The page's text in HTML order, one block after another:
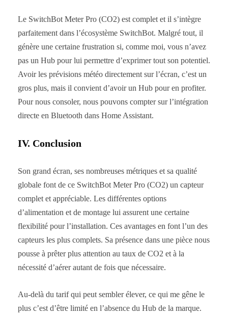
Le SwitchBot Meter Pro (CO2) est complet et il s’intègre
parfaitement dans l’écosystème SwitchBot. Malgré tout, il
génère une certaine frustration si, comme moi, vous n’avez
pas un Hub pour lui permettre d’exprimer tout son potentiel.
Avoir les prévisions météo directement sur l’écran, c’est un
gros plus, mais il convient d’avoir un Hub pour en profiter.
Pour nous consoler, nous pouvons compter sur l’intégration
directe en Bluetooth dans Home Assistant.
IV. Conclusion
Son grand écran, ses nombreuses métriques et sa qualité
globale font de ce SwitchBot Meter Pro (CO2) un capteur
complet et appréciable. Les différentes options
d’alimentation et de montage lui assurent une certaine
flexibilité pour l’installation. Ces avantages en font l’un des
capteurs les plus complets. Sa présence dans une pièce nous
pousse à prêter plus attention au taux de CO2 et à la
nécessité d’aérer autant de fois que nécessaire.
Au-delà du tarif qui peut sembler élever, ce qui me gêne le
plus c’est d’être limité en l’absence du Hub de la marque.